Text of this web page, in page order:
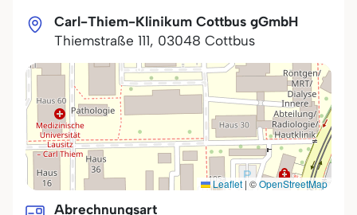
Carl-Thiem-Klinikum Cottbus gGmbH
Thiemstraße 111, 03048 Cottbus
Leaflet | ©OpenStreetMap
Abrechnungsart